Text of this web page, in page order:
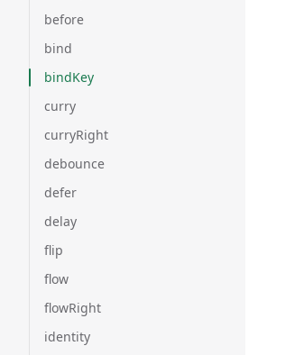
before
bind
bindKey
curry
curryRight
debounce
defer
delay
flip
flow
flowRight
identity